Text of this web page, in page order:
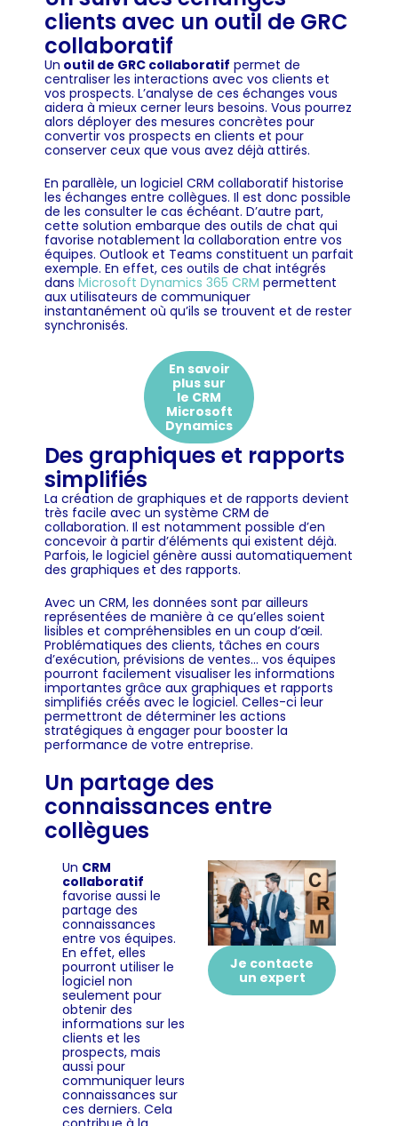
clients avec un outil de GRC
collaboratif
Un outil de GRC collaboratif permet de
centraliser les interactions avec vos clients et
vos prospects. L’analyse de ces échanges vous
aidera à mieux cerner leurs besoins. Vous pourrez
alors déployer des mesures concrètes pour
convertir vos prospects en clients et pour
conserver ceux que vous avez déjà attirés.
En parallèle, un logiciel CRM collaboratif historise
les échanges entre collègues. Il est donc possible
de les consulter le cas échéant. D’autre part,
cette solution embarque des outils de chat qui
favorise notablement la collaboration entre vos
équipes. Outlook et Teams constituent un parfait
exemple. En effet, ces outils de chat intégrés
dans Microsoft Dynamics 365 CRM permettent
aux utilisateurs de communiquer
instantanément où qu’ils se trouvent et de rester
synchronisés.
En savoir
plus sur
le CRM
Microsoft
Dynamics
Des graphiques et rapports
simplifiés
La création de graphiques et de rapports devient
très facile avec un système CRM de
collaboration. Il est notamment possible d’en
concevoir à partir d’éléments qui existent déjà.
Parfois, le logiciel génère aussi automatiquement
des graphiques et des rapports.
Avec un CRM, les données sont par ailleurs
représentées de manière à ce qu’elles soient
lisibles et compréhensibles en un coup d’œil.
Problématiques des clients, tâches en cours
d’exécution, prévisions de ventes… vos équipes
pourront facilement visualiser les informations
importantes grâce aux graphiques et rapports
simplifiés créés avec le logiciel. Celles-ci leur
permettront de déterminer les actions
stratégiques à engager pour booster la
performance de votre entreprise.
Un partage des
connaissances entre
collègues
Un CRM
collaboratif
favorise aussi le
partage des
connaissances
entre vos équipes.
En effet, elles
pourront utiliser le
logiciel non
seulement pour
obtenir des
informations sur les
clients et les
prospects, mais
aussi pour
communiquer leurs
connaissances sur
ces derniers. Cela
Je contacte
un expert